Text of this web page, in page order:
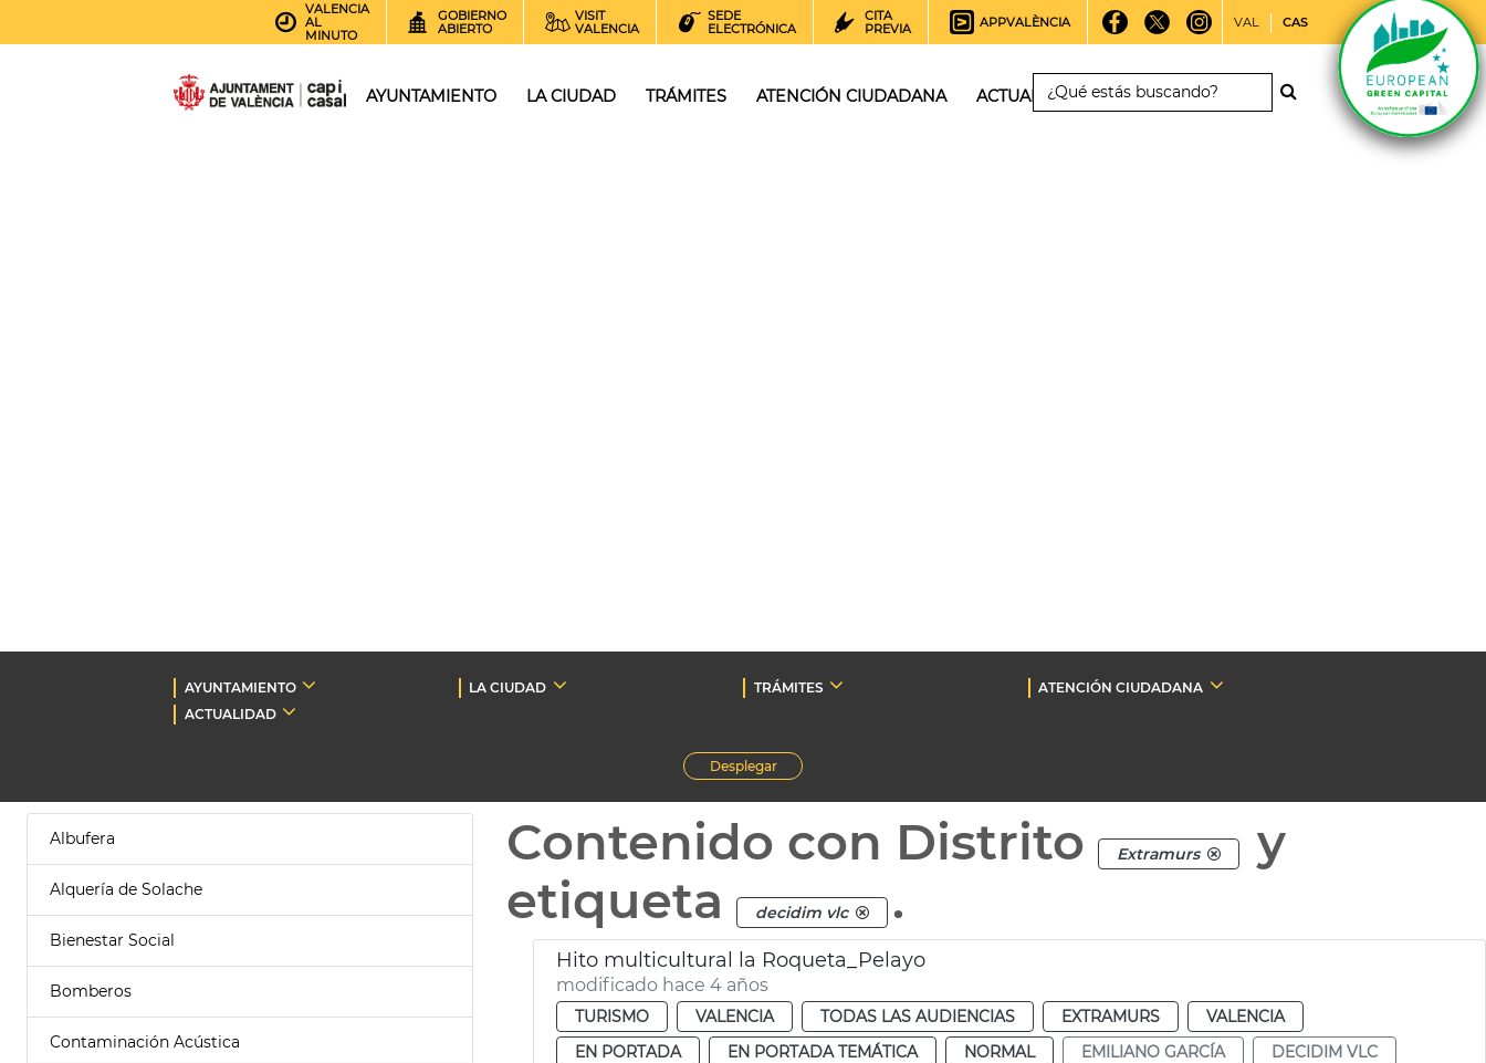
VALENCIA
AL
MINUTO
GOBIERNO
ABIERTO
VISIT
VALENCIA
SEDE
ELECTRÓNICA
CITA
PREVIA
APPVALÈNCIA VAL CAS
AYUNTAMIENTO LA CIUDAD TRÁMITES ATENCIÓN CIUDADANA ACTUALIDAD
AYUNTAMIENTO LA CIUDAD TRÁMITES
ATENCIÓN CIUDADANA
ACTUALIDAD
Desplegar
Albufera
Alquería de Solache
Bienestar Social
Bomberos
Contaminación Acústica
Contenido con Distrito Extramurs
y
etiqueta
decidim vlc .
Hito multicultural la Roqueta_Pelayo
modificado hace 4 años
TURISMO VALENCIA TODAS LAS AUDIENCIAS EXTRAMURS
VALENCIA
EN PORTADA
EN PORTADA TEMÁTICA NORMAL EMILIANO GARCÍA DECIDIM VLC